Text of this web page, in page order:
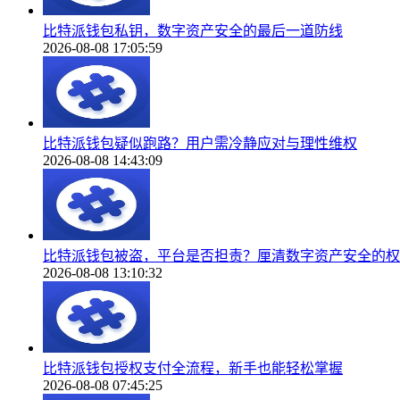
比特派钱包私钥，数字资产安全的最后一道防线
2026-08-08 17:05:59
比特派钱包疑似跑路？用户需冷静应对与理性维权
2026-08-08 14:43:09
比特派钱包被盗，平台是否担责？厘清数字资产安全的
2026-08-08 13:10:32
比特派钱包授权支付全流程，新手也能轻松掌握
2026-08-08 07:45:25